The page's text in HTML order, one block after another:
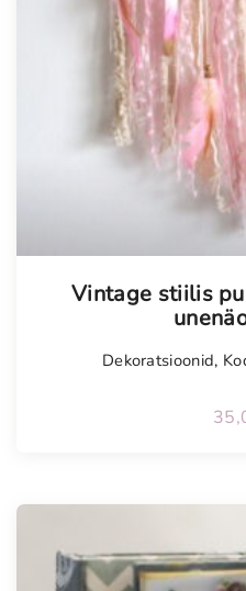
Vintage stiilis
Dekoratsioonid,